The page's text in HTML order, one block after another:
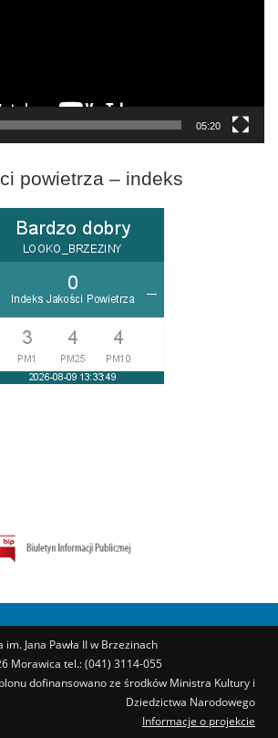
05:20
powietrza – indeks
Jana Pawła II w Brzezinach
Morawica tel.: (041) 3114-055
dofinansowano ze środków Ministra Kultury i
Dziedzictwa Narodowego
Informacje o projekcie